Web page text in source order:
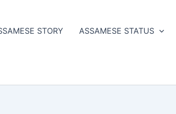
STORY
ASSAMESE STATUS